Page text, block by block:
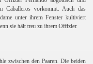
Caballeros vorkommt. Auch das
unter ihrem Fenster kultiviert
sie hält treu zu ihrem Offizier.
zwischen den Paaren. Die beiden